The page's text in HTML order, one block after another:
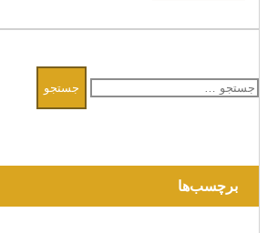
برای:
برچسب‌ها